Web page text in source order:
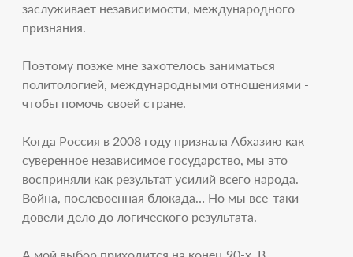
заслуживает независимости, международного
признания.
Поэтому позже мне захотелось заниматься
политологией, международными отношениями -
чтобы помочь своей стране.
Когда Россия в 2008 году признала Абхазию как
суверенное независимое государство, мы это
восприняли как результат усилий всего народа.
Война, послевоенная блокада… Но мы все-таки
довели дело до логического результата.